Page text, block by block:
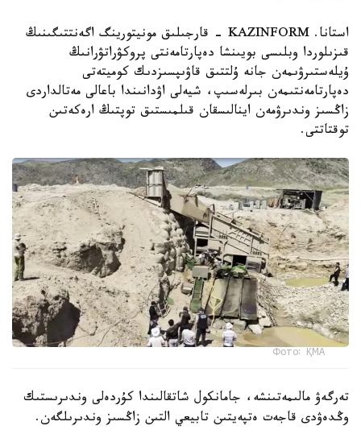
استانا. KAZINFORM - قارجىلىق مونيتورينگ اگەنتتىگىنىڭ
قىزىلوردا وبلىسى بويىنشا دەپارتامەنتى پروكۋراتۋرانىڭ
ۇيلەستىرۋىمەن جانە ۇلتتىق قاۋىپسىزدىك كوميتەتى
دەپارتامەنتىمەن بىرلەسىپ، شيەلى اۋدانىندا باعالى مەتالداردى
زاڭسىز وندىرۋمەن اينالىسقان قىلمىستىق توپتىڭ ارەكەتىن
توقتاتتى.
Фото: ҚМА
تەرگەۋ مالىمەتىنشە، جامانكول شاتقالىندا كۇردەلى وندىرىستىك
وڭدەۋدى قاجەت ەتپەيتىن تابيعي التىن زاڭسىز وندىرىلگەن.